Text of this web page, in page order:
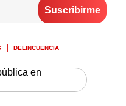
DELINCUENCIA
en